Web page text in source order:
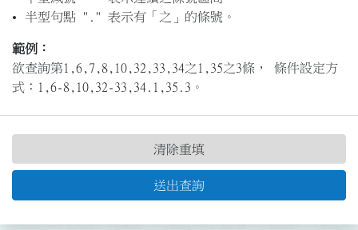
半型句點 "." 表示有「之」的條號。
範例：
欲查詢第1,6,7,8,10,32,33,34之1,35之3條， 條件設定方
式：1,6-8,10,32-33,34.1,35.3。
送出查詢
清除重填